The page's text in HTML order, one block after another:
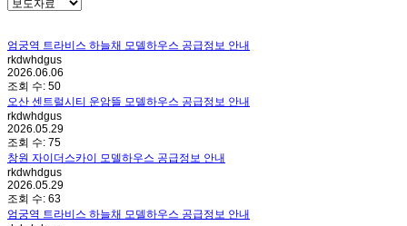
엄궁역 트라비스 하늘채 모델하우스 공급정보 안내
rkdwhdgus
2026.06.06
조회 수: 50
오산 센트럴시티 운암뜰 모델하우스 공급정보 안내
rkdwhdgus
2026.05.29
조회 수: 75
창원 자이더스카이 모델하우스 공급정보 안내
rkdwhdgus
2026.05.29
조회 수: 63
엄궁역 트라비스 하늘채 모델하우스 공급정보 안내